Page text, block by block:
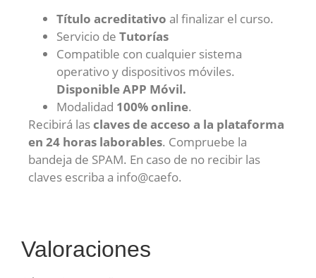
Título acreditativo al finalizar el curso.
Servicio de Tutorías
Compatible con cualquier sistema
operativo y dispositivos móviles.
Disponible APP Móvil.
Modalidad 100% online.
Recibirá lasclaves de acceso a la plataforma
en 24 horas laborables. Compruebe la
bandeja de SPAM. En caso de no recibir las
claves escriba a info@caefo.
Valoraciones